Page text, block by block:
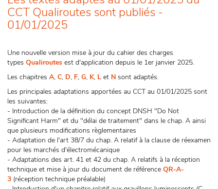
CCT Qualiroutes sont publiés -
01/01/2025
Une nouvelle version mise à jour du cahier des charges
types Qualiroutes est d'application depuis le 1er janvier 2025.
Les chapitres A, C, D, F, G, K, L et N sont adaptés.
Les principales adaptations apportées au CCT au 01/01/2025 sont
les suivantes:
- Introduction de la définition du concept DNSH "Do Not
Significant Harm" et du "délai de traitement" dans le chap. A ainsi
que plusieurs modifications règlementaires
- Adaptation de l'art 38/7 du chap. A relatif à la clause de réexamen
pour les marchés d'électromécanique
- Adaptations des art. 41 et 42 du chap. A relatifs à la réception
technique et mise à jour du document de référence QR-A-
3 (réception technique préalable)